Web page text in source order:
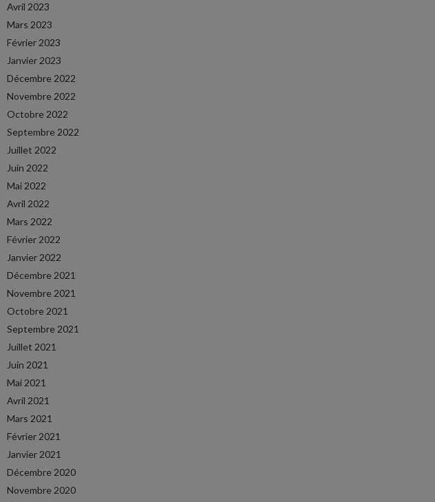
Avril 2023
Mars 2023
Février 2023
Janvier 2023
Décembre 2022
Novembre 2022
Octobre 2022
Septembre 2022
Juillet 2022
Juin 2022
Mai 2022
Avril 2022
Mars 2022
Février 2022
Janvier 2022
Décembre 2021
Novembre 2021
Octobre 2021
Septembre 2021
Juillet 2021
Juin 2021
Mai 2021
Avril 2021
Mars 2021
Février 2021
Janvier 2021
Décembre 2020
Novembre 2020